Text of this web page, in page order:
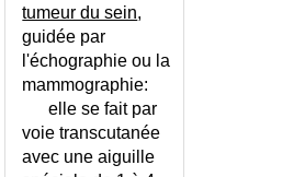
-
GENERAL
tumeur du sein,
guidée par
l'échographie ou la
mammographie:
elle se fait par
voie transcutanée
avec une aiguille